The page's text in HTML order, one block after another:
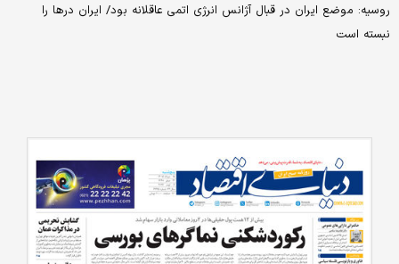
روسیه: موضع ایران در قبال آژانس انرژی اتمی عاقلانه بود/ ایران درها را
نبسته است